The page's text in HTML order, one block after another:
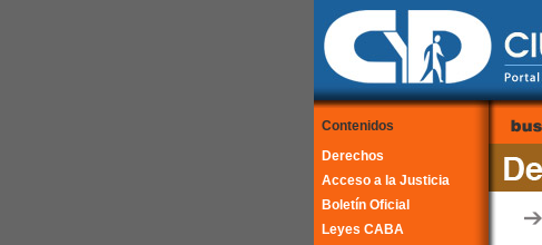
Contenidos
Derechos
Acceso a la Justicia
Boletín Oficial
Leyes CABA